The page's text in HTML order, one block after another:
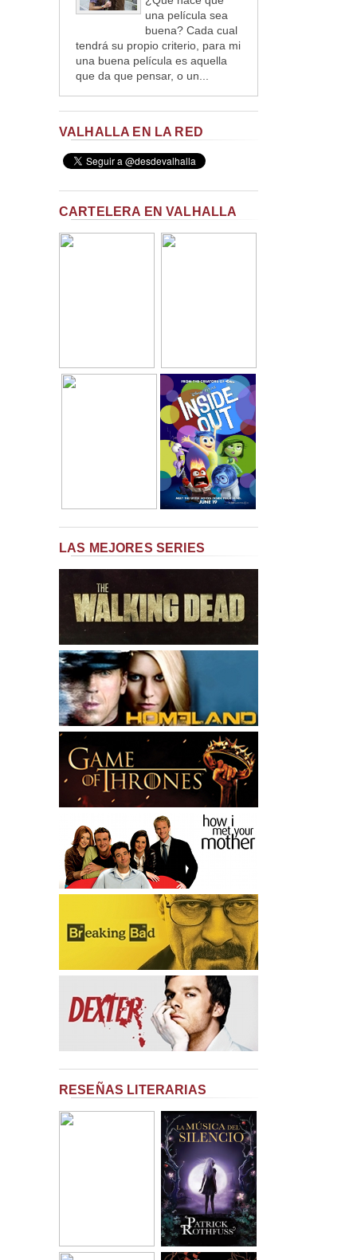
una película sea
buena? Cada cual
tendrá su propio criterio, para mi
una buena película es aquella
que da que pensar, o un...
VALHALLA EN LA RED
CARTELERA EN VALHALLA
LAS MEJORES SERIES
RESEÑAS LITERARIAS